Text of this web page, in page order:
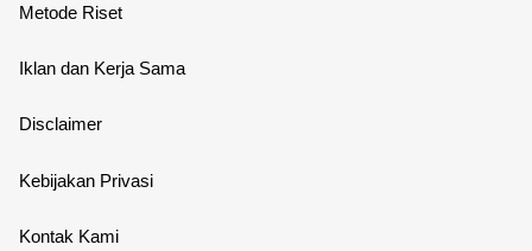
Metode Riset
Iklan dan Kerja Sama
Disclaimer
Kebijakan Privasi
Kontak Kami